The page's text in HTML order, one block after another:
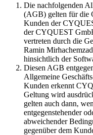
Die nachfolgenden
(AGB) gelten für die
Kunden der
der CYQUEST
vertreten durch die
Ramin
hinsichtlich der
Diesen AGB
Allgemeine
Kunden erkennt
Geltung wird
gelten auch dann,
entgegenstehender
abweichender
gegenüber dem